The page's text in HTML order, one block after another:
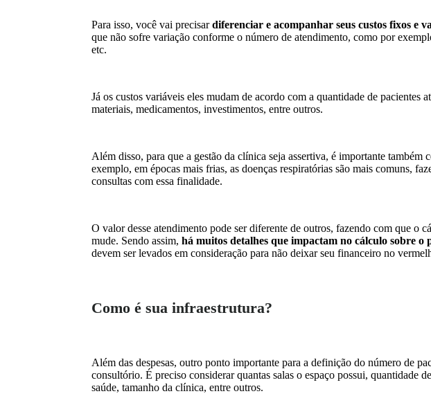
Para isso, você vai precisardiferenciar e acompanhar seus custos fixos e
que não sofre variação conforme o número de atendimento, como por
etc.
Já os custos variáveis eles mudam de acordo com a quantidade de pacientes
materiais, medicamentos, investimentos, entre outros.
Além disso, para que a gestão da clínica seja assertiva, é importante também
exemplo, em épocas mais frias, as doenças respiratórias são mais comuns,
consultas com essa finalidade.
O valor desse atendimento pode ser diferente de outros, fazendo com que o
mude. Sendo assim, há muitos detalhes que impactam no cálculo sobre
devem ser levados em consideração para não deixar seu financeiro no
Como é sua infraestrutura?
Além das despesas, outro ponto importante para a definição do número de
consultório. É preciso considerar quantas salas o espaço possui, quantidade
saúde, tamanho da clínica, entre outros.